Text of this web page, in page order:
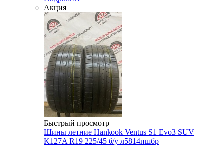
Акция
Быстрый просмотр
Шины летние Hankook Ventus S1 Evo3 SUV
K127A R19 225/45 б/у л5814пшбр